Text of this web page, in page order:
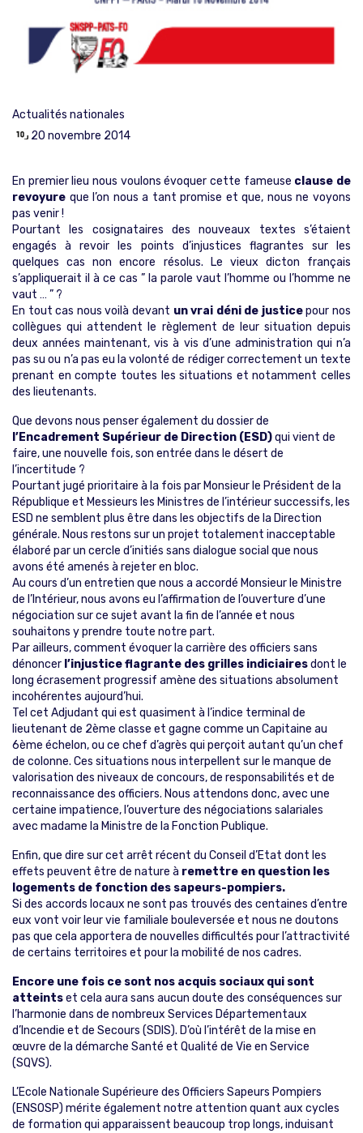
Actualités nationales
20 novembre 2014
En premier lieu nous voulons évoquer cette fameuse clause de
revoyure que l’on nous a tant promise et que, nous ne voyons
pas venir !
Pourtant les cosignataires des nouveaux textes s’étaient
engagés à revoir les points d’injustices flagrantes sur les
quelques cas non encore résolus. Le vieux dicton français
s’appliquerait il à ce cas ” la parole vaut l’homme ou l’homme ne
vaut … ” ?
En tout cas nous voilà devant un vrai déni de justicepour nos
collègues qui attendent le règlement de leur situation depuis
deux années maintenant, vis à vis d’une administration qui n’a
pas su ou n’a pas eu la volonté de rédiger correctement un texte
prenant en compte toutes les situations et notamment celles
des lieutenants.
Que devons nous penser également du dossier de
l’Encadrement Supérieur de Direction (ESD)qui vient de
faire, une nouvelle fois, son entrée dans le désert de
l’incertitude ?
Pourtant jugé prioritaire à la fois par Monsieur le Président de la
République et Messieurs les Ministres de l’intérieur successifs, les
ESD ne semblent plus être dans les objectifs de la Direction
générale. Nous restons sur un projet totalement inacceptable
élaboré par un cercle d’initiés sans dialogue social que nous
avons été amenés à rejeter en bloc.
Au cours d’un entretien que nous a accordé Monsieur le Ministre
de l’Intérieur, nous avons eu l’affirmation de l’ouverture d’une
négociation sur ce sujet avant la fin de l’année et nous
souhaitons y prendre toute notre part.
Par ailleurs, comment évoquer la carrière des officiers sans
dénoncer l’injustice flagrante des grilles indiciairesdont le
long écrasement progressif amène des situations absolument
incohérentes aujourd’hui.
Tel cet Adjudant qui est quasiment à l’indice terminal de
lieutenant de 2ème classe et gagne comme un Capitaine au
6ème échelon, ou ce chef d’agrès qui perçoit autant qu’un chef
de colonne. Ces situations nous interpellent sur le manque de
valorisation des niveaux de concours, de responsabilités et de
reconnaissance des officiers. Nous attendons donc, avec une
certaine impatience, l’ouverture des négociations salariales
avec madame la Ministre de la Fonction Publique.
Enfin, que dire sur cet arrêt récent du Conseil d’Etat dont les
effets peuvent être de nature à remettre en question les
logements de fonction des sapeurs-pompiers.
Si des accords locaux ne sont pas trouvés des centaines d’entre
eux vont voir leur vie familiale bouleversée et nous ne doutons
pas que cela apportera de nouvelles difficultés pour l’attractivité
de certains territoires et pour la mobilité de nos cadres.
Encore une fois ce sont nos acquis sociaux qui sont
atteintset cela aura sans aucun doute des conséquences sur
l’harmonie dans de nombreux Services Départementaux
d’Incendie et de Secours (SDIS). D’où l’intérêt de la mise en
œuvre de la démarche Santé et Qualité de Vie en Service
(SQVS).
L’Ecole Nationale Supérieure des Officiers Sapeurs Pompiers
(ENSOSP) mérite également notre attention quant aux cycles
de formation qui apparaissent beaucoup trop longs, induisant